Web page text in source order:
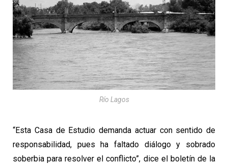
Río Lagos
“Esta Casa de Estudio demanda actuar con sentido de
responsabilidad, pues ha faltado diálogo y sobrado
soberbia para resolver el conflicto”, dice el boletín de la